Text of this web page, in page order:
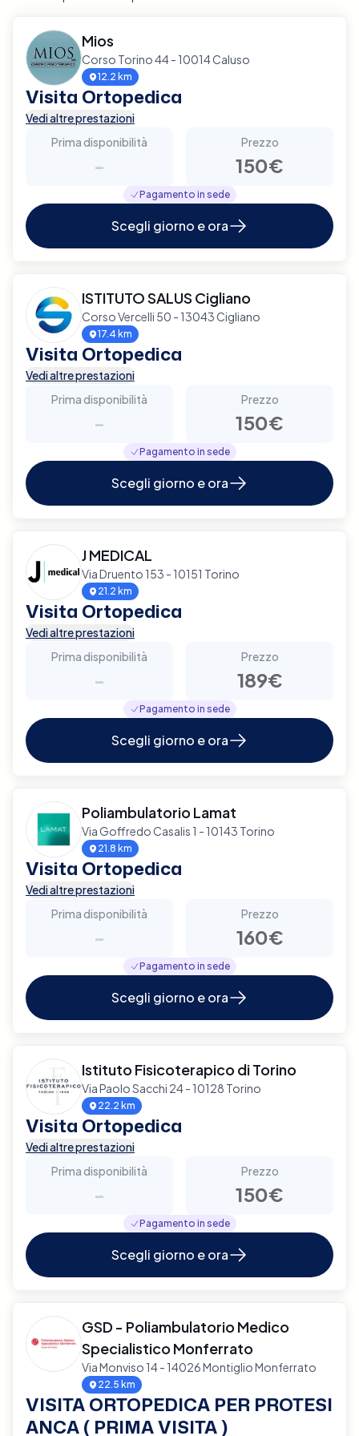
Mios
Corso Torino 44 - 10014 Caluso
12.2 km
Visita Ortopedica
Vedi altre prestazioni
Prima disponibilità
-
Prezzo
150€
Pagamento in sede
Scegli giorno e ora
ISTITUTO SALUS Cigliano
Corso Vercelli 50 - 13043 Cigliano
17.4 km
Visita Ortopedica
Vedi altre prestazioni
Prima disponibilità
-
Prezzo
150€
Pagamento in sede
Scegli giorno e ora
J MEDICAL
Via Druento 153 - 10151 Torino
21.2 km
Visita Ortopedica
Vedi altre prestazioni
Prima disponibilità
-
Prezzo
189€
Pagamento in sede
Scegli giorno e ora
Poliambulatorio Lamat
Via Goffredo Casalis 1 - 10143 Torino
21.8 km
Visita Ortopedica
Vedi altre prestazioni
Prima disponibilità
-
Prezzo
160€
Pagamento in sede
Scegli giorno e ora
Istituto Fisicoterapico di Torino
Via Paolo Sacchi 24 - 10128 Torino
22.2 km
Visita Ortopedica
Vedi altre prestazioni
Prima disponibilità
-
Prezzo
150€
Pagamento in sede
Scegli giorno e ora
GSD - Poliambulatorio Medico
Specialistico Monferrato
Via Monviso 14 - 14026 Montiglio Monferrato
22.5 km
VISITA ORTOPEDICA PER PROTESI
ANCA ( PRIMA VISITA )